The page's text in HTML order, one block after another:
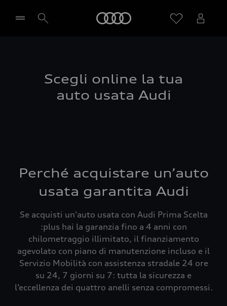
Scegli online la tua
auto usata Audi
Perché acquistare un’auto
usata garantita Audi
Se acquisti un’auto usata con Audi Prima Scelta
:plus hai la garanzia fino a 4 anni con
chilometraggio illimitato, il finanziamento
agevolato con piano di manutenzione incluso e il
Servizio Mobilità con assistenza stradale 24 ore
su 24, 7 giorni su 7: tutta la sicurezza e
l’eccellenza dei quattro anelli senza compromessi.